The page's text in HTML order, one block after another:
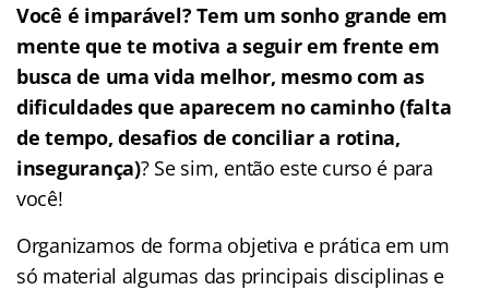
Você é imparável? Tem um sonho grande em
mente que te motiva a seguir em frente em
busca de uma vida melhor, mesmo com as
dificuldades que aparecem no caminho (falta
de tempo, desafios de conciliar a rotina,
insegurança)? Se sim, então este curso é para
você!
Organizamos de forma objetiva e prática em um
só material algumas das principais disciplinas e